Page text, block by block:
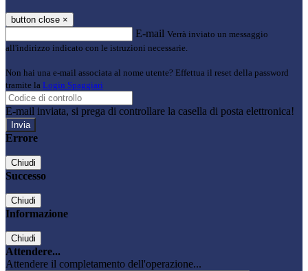
button close ×
E-mail Verrà inviato un messaggio
all'indirizzo indicato con le istruzioni necessarie.
Non hai una e-mail associata al nome utente? Effettua il reset della password
tramite la Login Spaggiari
E-mail inviata, si prega di controllare la casella di posta elettronica!
Errore
Chiudi
Successo
Chiudi
Informazione
Chiudi
Attendere...
Attendere il completamento dell'operazione...